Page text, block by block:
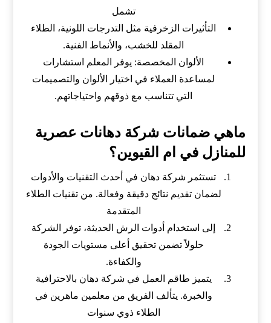
تشمل
التأثيرات الزخرفية مثل التدرجات اللونية، الطلاء
المقلد للخشب، والأنماط الفنية.
الألوان المخصصة: يوفر المعلم استشارات
لمساعدة العملاء في اختيار الألوان والتصميمات
التي تتناسب مع ذوقهم واحتياجاتهم.
ماهي ضمانات شركة دهانات عصرية
للمنازل في ام القيوين؟
تستثمر شركة دهان في أحدث التقنيات والأدوات
لضمان تقديم نتائج دقيقة وفعالة. من تقنيات الطلاء
المتقدمة
إلى استخدام أدوات الرش الحديثة، توفر الشركة
حلولاً تضمن تحقيق أعلى مستويات الجودة
والكفاءة.
يتميز طاقم العمل في شركة دهان بالاحترافية
والخبرة. يتألف الفريق من معلمين ماهرين في
الطلاء ذوي سنوات